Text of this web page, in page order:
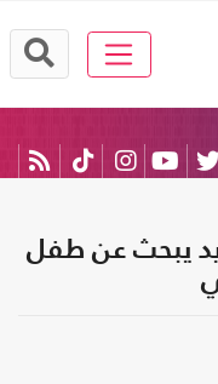
يبحث عن طفل